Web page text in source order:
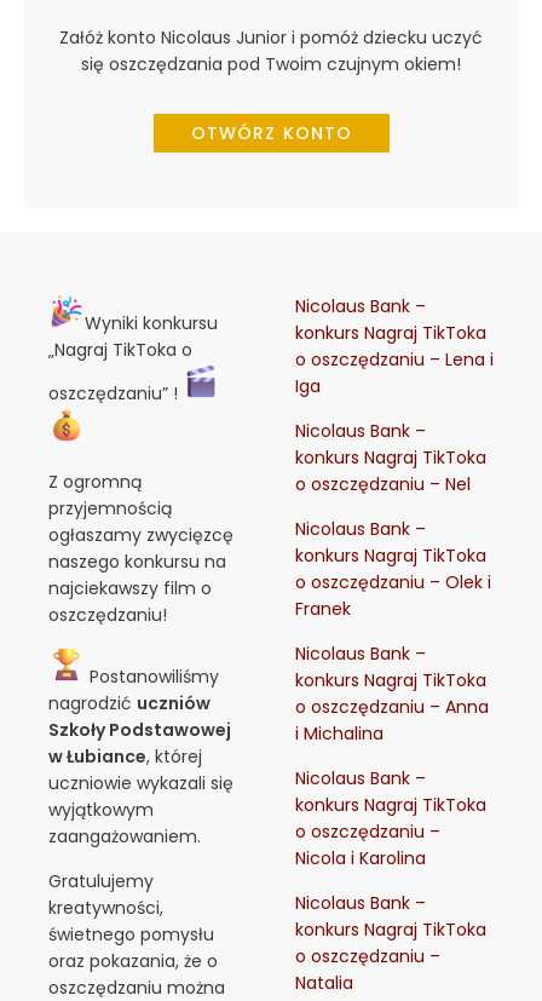
Załóż konto Nicolaus Junior i pomóż dziecku uczyć
się oszczędzania pod Twoim czujnym okiem!
OTWÓRZ KONTO
Wyniki konkursu
„Nagraj TikToka o
oszczędzaniu” !
Z ogromną
przyjemnością
ogłaszamy zwycięzcę
naszego konkursu na
najciekawszy film o
oszczędzaniu!
Postanowiliśmy
nagrodzić uczniów
Szkoły Podstawowej
w Łubiance, której
uczniowie wykazali się
wyjątkowym
zaangażowaniem.
Gratulujemy
kreatywności,
świetnego pomysłu
oraz pokazania, że o
oszczędzaniu można
Nicolaus Bank –
konkurs Nagraj TikToka
o oszczędzaniu – Lena i
Iga
Nicolaus Bank –
konkurs Nagraj TikToka
o oszczędzaniu – Nel
Nicolaus Bank –
konkurs Nagraj TikToka
o oszczędzaniu – Olek i
Franek
Nicolaus Bank –
konkurs Nagraj TikToka
o oszczędzaniu – Anna
i Michalina
Nicolaus Bank –
konkurs Nagraj TikToka
o oszczędzaniu –
Nicola i Karolina
Nicolaus Bank –
konkurs Nagraj TikToka
o oszczędzaniu –
Natalia